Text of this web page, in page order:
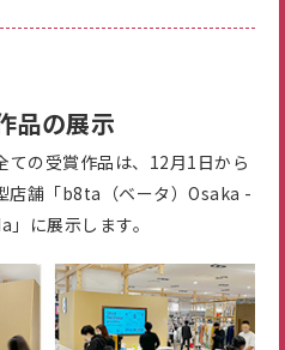
品の展示
ての受賞作品は、12月1日から
店舗「b8ta（ベータ）Osaka -
に展示します。